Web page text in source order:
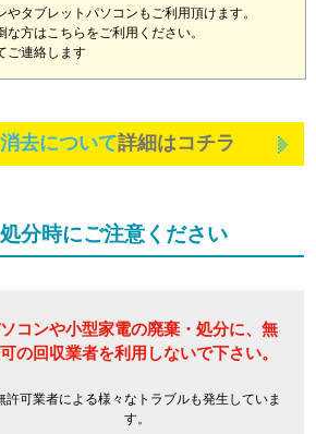
タブレットパソコンもご利用頂けます。
方はこちらをご利用ください。
ご連絡します
去について詳細はコチラ
分時にご注意ください
コンや小型家電の廃棄・処分に、 無
の回収業者を利用しないで下さい。
許可業者による様々なトラブルも発生していま
す。